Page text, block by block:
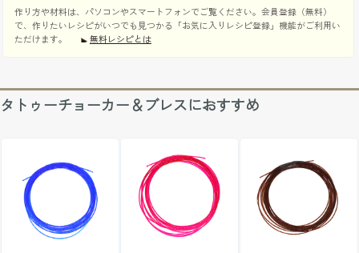
作り方や材料は、パソコンやスマートフォンでご覧ください。会員登録（無料）
で、作りたいレシピがいつでも見つかる「お気に入りレシピ登録」機能がご利用い
ただけます。
無料レシピとは
タトゥーチョーカー＆ブレスにおすすめ